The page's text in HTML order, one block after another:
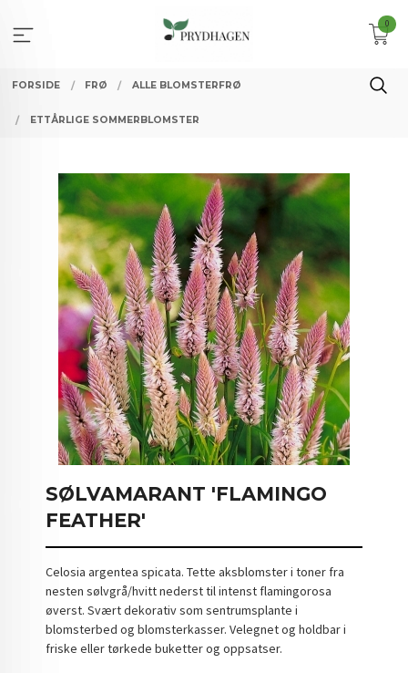
innholdet
0
FORSIDE FRØ ALLE BLOMSTERFRØ
ETTÅRLIGE SOMMERBLOMSTER
SØLVAMARANT 'FLAMINGO
FEATHER'
Celosia argentea spicata. Tette aksblomster i toner fra
nesten sølvgrå/hvitt nederst til intenst flamingorosa
øverst. Svært dekorativ som sentrumsplante i
blomsterbed og blomsterkasser. Velegnet og holdbar i
friske eller tørkede buketter og oppsatser.